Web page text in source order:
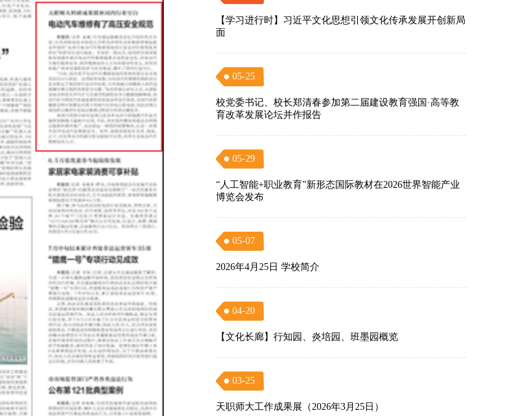
【学习进行时】习近平文化思想引领文化传承发展开创新局
面
05-25
校党委书记、校长郑清春参加第二届建设教育强国·高等教
育改革发展论坛并作报告
05-29
“人工智能+职业教育”新形态国际教材在2026世界智能产业
博览会发布
05-07
2026年4月25日 学校简介
04-20
【文化长廊】行知园、炎培园、班墨园概览
03-25
天职师大工作成果展（2026年3月25日）